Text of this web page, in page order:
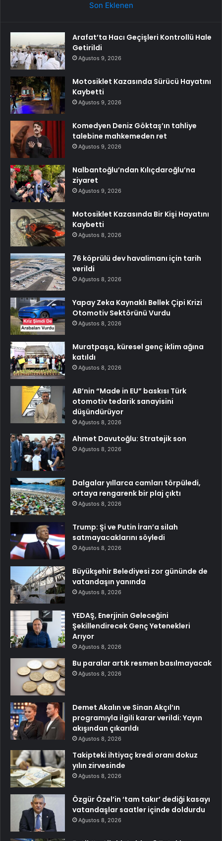
Son Eklenen
Arafat’ta Hacı Geçişleri Kontrollü Hale
Getirildi
Ağustos 9, 2026
Motosiklet Kazasında Sürücü Hayatını
Kaybetti
Ağustos 9, 2026
Komedyen Deniz Göktaş’ın tahliye
talebine mahkemeden ret
Ağustos 9, 2026
Nalbantoğlu’ndan Kılıçdaroğlu’na
ziyaret
Ağustos 9, 2026
Motosiklet Kazasında Bir Kişi Hayatını
Kaybetti
Ağustos 8, 2026
76 köprülü dev havalimanı için tarih
verildi
Ağustos 8, 2026
Yapay Zeka Kaynaklı Bellek Çipi Krizi
Otomotiv Sektörünü Vurdu
Ağustos 8, 2026
Muratpaşa, küresel genç iklim ağına
katıldı
Ağustos 8, 2026
AB’nin “Made in EU” baskısı Türk
otomotiv tedarik sanayisini
düşündürüyor
Ağustos 8, 2026
Ahmet Davutoğlu: Stratejik son
Ağustos 8, 2026
Dalgalar yıllarca camları törpüledi,
ortaya rengarenk bir plaj çıktı
Ağustos 8, 2026
Trump: Şi ve Putin İran’a silah
satmayacaklarını söyledi
Ağustos 8, 2026
Büyükşehir Belediyesi zor gününde de
vatandaşın yanında
Ağustos 8, 2026
YEDAŞ, Enerjinin Geleceğini
Şekillendirecek Genç Yetenekleri
Arıyor
Ağustos 8, 2026
Bu paralar artık resmen basılmayacak
Ağustos 8, 2026
Demet Akalın ve Sinan Akçıl’ın
programıyla ilgili karar verildi: Yayın
akışından çıkarıldı
Ağustos 8, 2026
Takipteki ihtiyaç kredi oranı dokuz
yılın zirvesinde
Ağustos 8, 2026
Özgür Özel’in ‘tam takır’ dediği kasayı
vatandaşlar saatler içinde doldurdu
Ağustos 8, 2026